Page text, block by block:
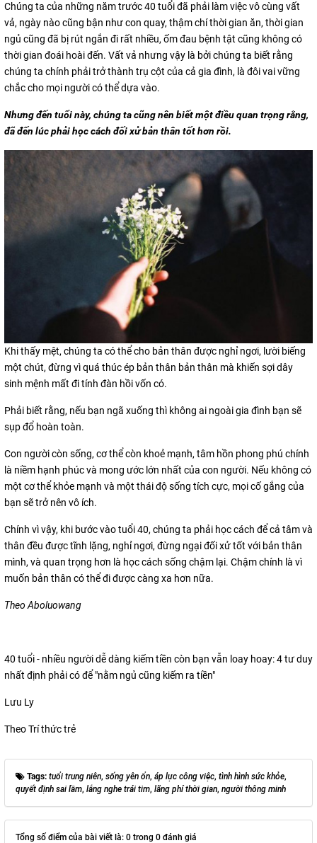
Chúng ta của những năm trước 40 tuổi đã phải làm việc vô cùng vất
vả, ngày nào cũng bận như con quay, thậm chí thời gian ăn, thời gian
ngủ cũng đã bị rút ngắn đi rất nhiều, ốm đau bệnh tật cũng không có
thời gian đoái hoài đến. Vất vả nhưng vậy là bởi chúng ta biết rằng
chúng ta chính phải trở thành trụ cột của cả gia đình, là đôi vai vững
chắc cho mọi người có thể dựa vào.
Nhưng đến tuổi này, chúng ta cũng nên biết một điều quan trọng rằng,
đã đến lúc phải học cách đối xử bản thân tốt hơn rồi.
Khi thấy mệt, chúng ta có thể cho bản thân được nghỉ ngơi, lười biếng
một chút, đừng vì quá thúc ép bản thân bản thân mà khiến sợi dây
sinh mệnh mất đi tính đàn hồi vốn có.
Phải biết rằng, nếu bạn ngã xuống thì không ai ngoài gia đình bạn sẽ
sụp đổ hoàn toàn.
Con người còn sống, cơ thể còn khoẻ mạnh, tâm hồn phong phú chính
là niềm hạnh phúc và mong ước lớn nhất của con người. Nếu không có
một cơ thể khỏe mạnh và một thái độ sống tích cực, mọi cố gắng của
bạn sẽ trở nên vô ích.
Chính vì vậy, khi bước vào tuổi 40, chúng ta phải học cách để cả tâm và
thân đều được tĩnh lặng, nghỉ ngơi, đừng ngại đối xử tốt với bản thân
mình, và quan trọng hơn là học cách sống chậm lại. Chậm chính là vì
muốn bản thân có thể đi được càng xa hơn nữa.
Theo Aboluowang
40 tuổi - nhiều người dễ dàng kiếm tiền còn bạn vẫn loay hoay: 4 tư duy
nhất định phải có để "nằm ngủ cũng kiếm ra tiền"
Lưu Ly
Theo Trí thức trẻ
Tags: tuổi trung niên, sống yên ổn, áp lực công việc, tình hình sức khỏe,
quyết định sai lầm, lắng nghe trái tim, lãng phí thời gian, người thông minh
Tổng số điểm của bài viết là: 0 trong 0 đánh giá